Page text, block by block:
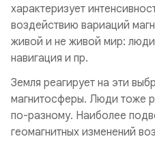
характеризует
воздействию вариаций
живой и не живой мир:
навигация и пр.
Земля реагирует на эти
магнитосферы. Люди тоже
по-разному. Наиболее
геомагнитных изменений